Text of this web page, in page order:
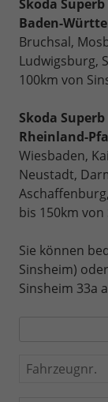
Skoda
Baden-
Bruchsal,
Ludwigsburg,
100km von
Skoda
Rheinland-
Wiesbaden,
Neustadt,
bis 150km
Sie können
Sinsheim)
Sinsheim 33a
Fahrzeugnr.